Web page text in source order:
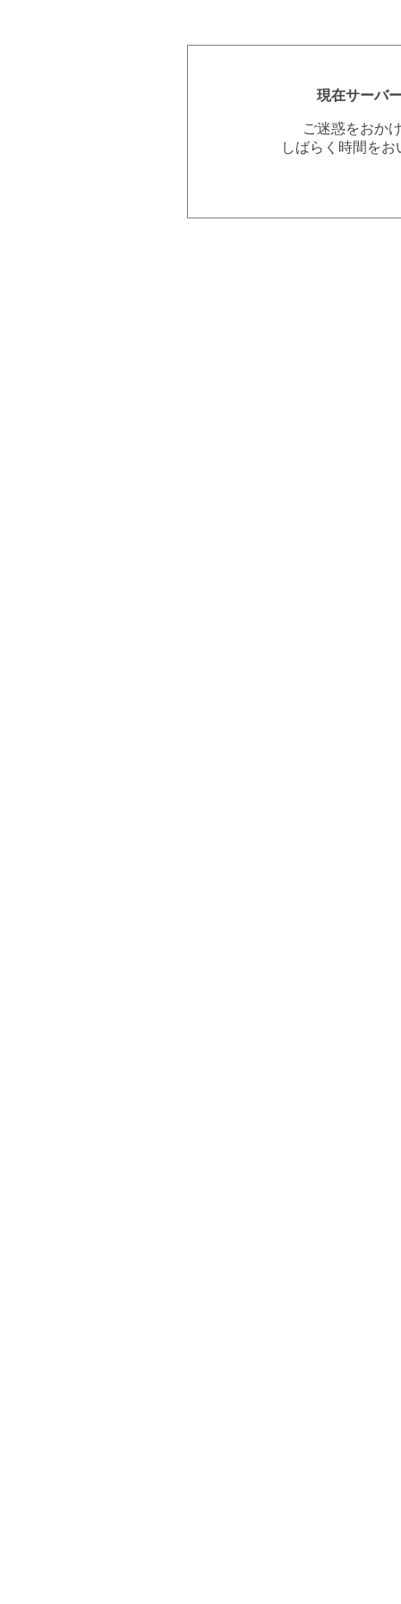
現在サーバ
ご迷惑をおか
しばらく時間を